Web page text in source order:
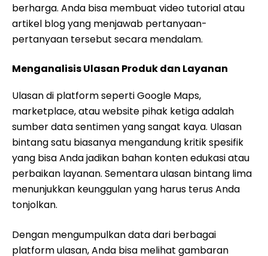
berharga. Anda bisa membuat video tutorial atau
artikel blog yang menjawab pertanyaan-
pertanyaan tersebut secara mendalam.
Menganalisis Ulasan Produk dan Layanan
Ulasan di platform seperti Google Maps,
marketplace, atau website pihak ketiga adalah
sumber data sentimen yang sangat kaya. Ulasan
bintang satu biasanya mengandung kritik spesifik
yang bisa Anda jadikan bahan konten edukasi atau
perbaikan layanan. Sementara ulasan bintang lima
menunjukkan keunggulan yang harus terus Anda
tonjolkan.
Dengan mengumpulkan data dari berbagai
platform ulasan, Anda bisa melihat gambaran